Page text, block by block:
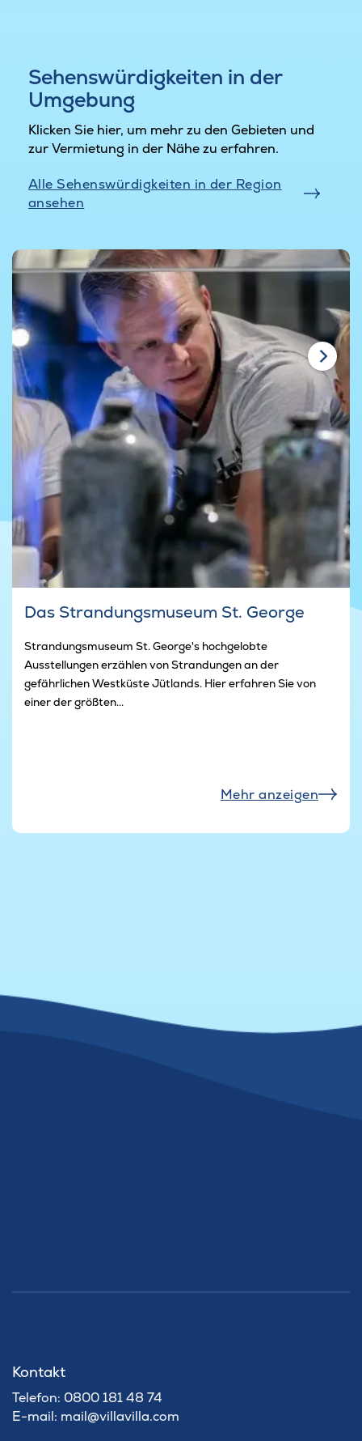
Sehenswürdigkeiten in der
Umgebung
Klicken Sie hier, um mehr zu den Gebieten und
zur Vermietung in der Nähe zu erfahren.
Alle Sehenswürdigkeiten in der Region
ansehen
Das Strandungsmuseum St. George
Strandungsmuseum St. George's hochgelobte
Ausstellungen erzählen von Strandungen an der
gefährlichen Westküste Jütlands. Hier erfahren Sie von
einer der größten...
Mehr anzeigen
Kontakt
Telefon: 0800 181 48 74
E-mail: mail@villavilla.com